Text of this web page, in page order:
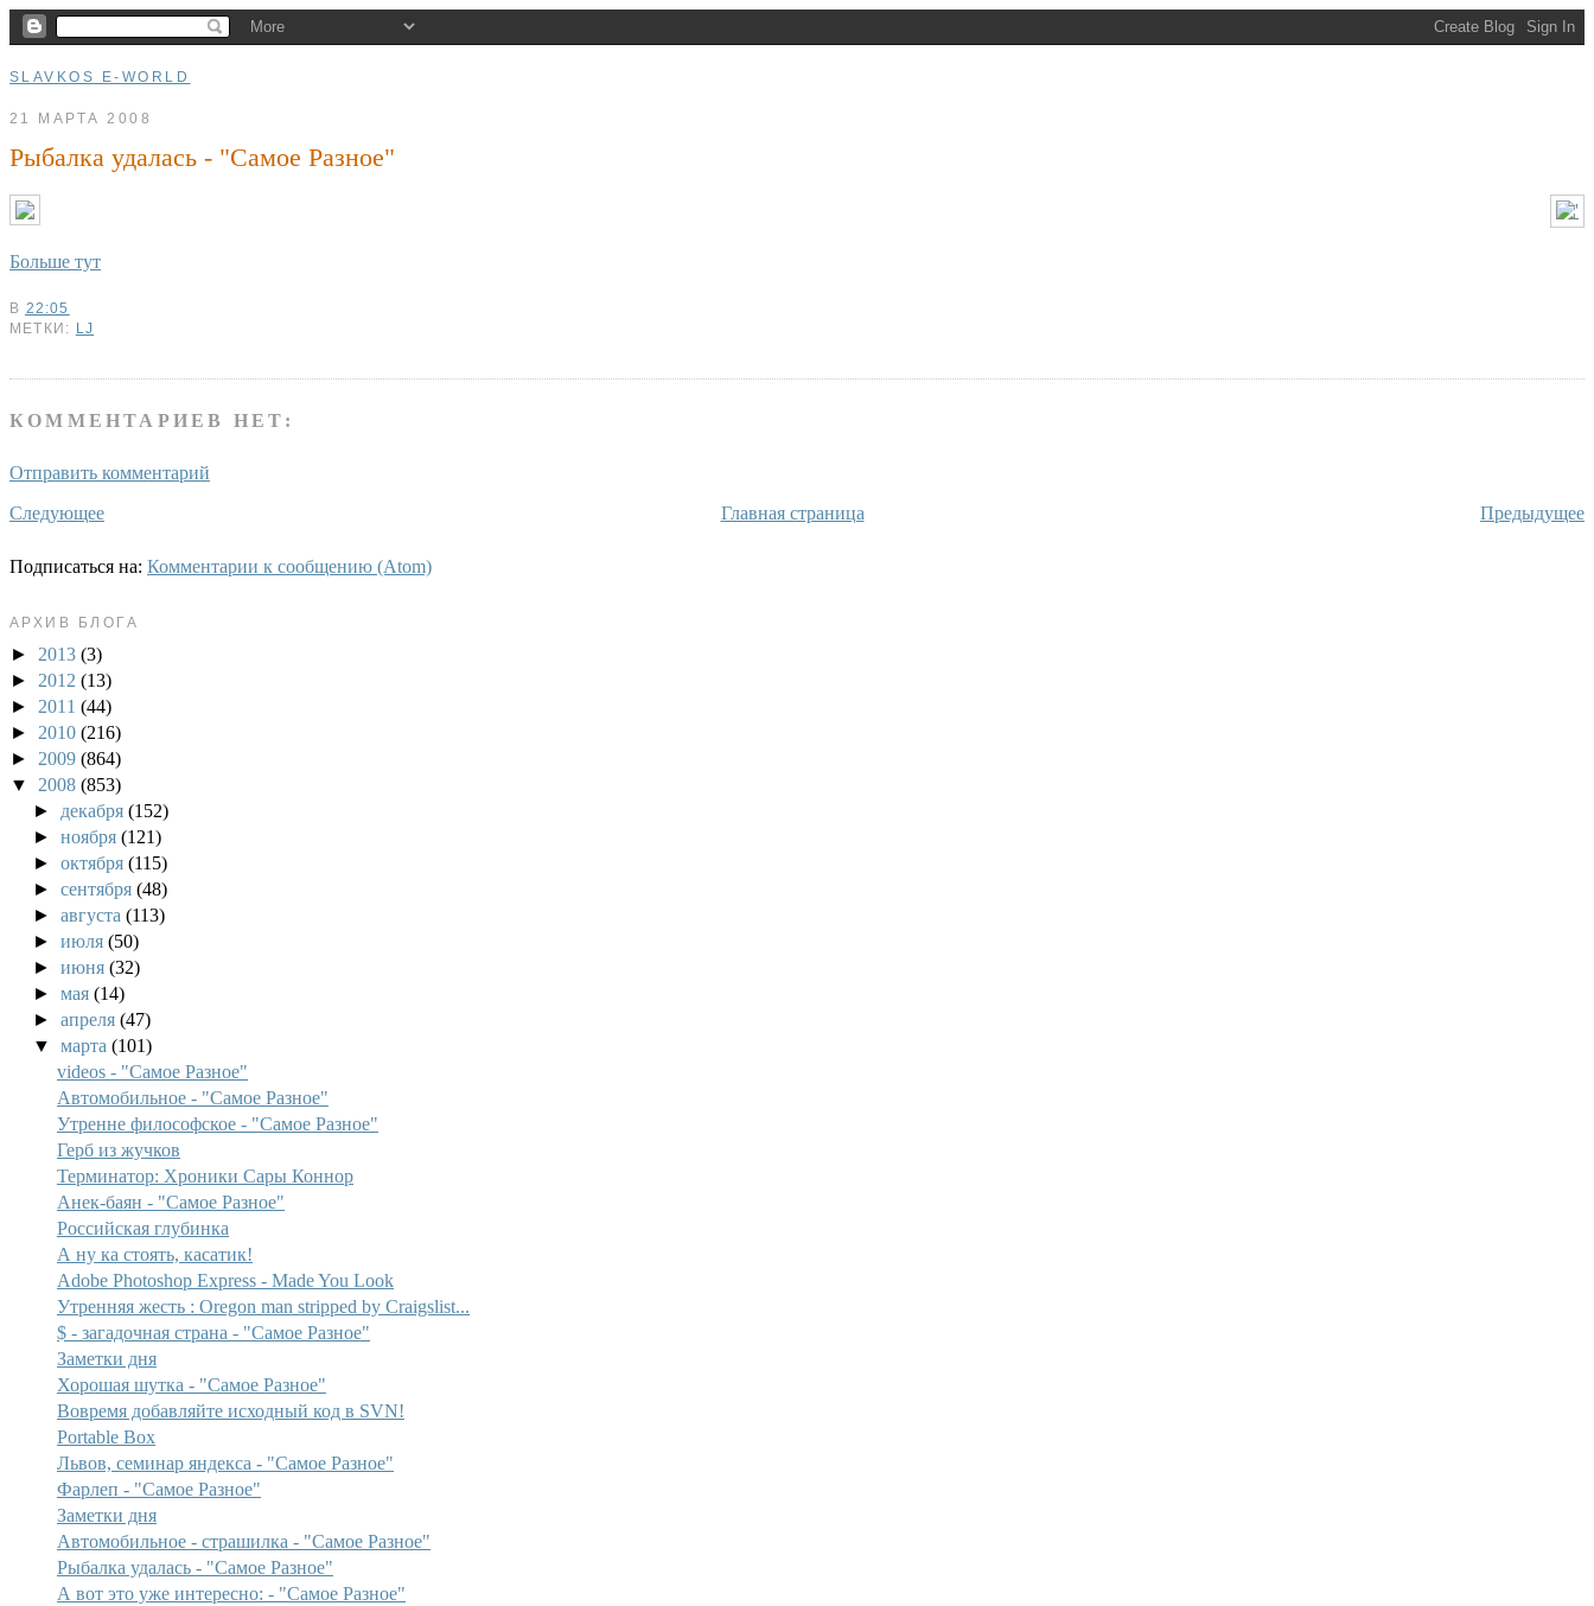
SLAVKOS E-WORLD
21 МАРТА 2008
Рыбалка удалась - "Самое Разное"
Больше тут
В 22:05
МЕТКИ: LJ
КОММЕНТАРИЕВ НЕТ:
Отправить комментарий
Следующее
Предыдущее
Главная страница
Подписаться на: Комментарии к сообщению (Atom)
АРХИВ БЛОГА
► 2013 (3)
► 2012 (13)
► 2011 (44)
► 2010 (216)
► 2009 (864)
▼ 2008 (853)
► декабря(152)
►ноября(121)
►октября(115)
►сентября(48)
►августа(113)
►июля(50)
►июня(32)
►мая(14)
►апреля(47)
▼марта(101)
videos - "Самое Разное"
Автомобильное - "Самое Разное"
Утренне философское - "Самое Разное"
Герб из жучков
Терминатор: Хроники Сары Коннор
Анек-баян - "Самое Разное"
Российская глубинка
А ну ка стоять, касатик!
Adobe Photoshop Express - Made You Look
Утренняя жесть : Oregon man stripped by Craigslist...
$ - загадочная страна - "Самое Разное"
Заметки дня
Хорошая шутка - "Самое Разное"
Вовремя добавляйте исходный код в SVN!
Portable Box
Львов, семинар яндекса - "Самое Разное"
Фарлеп - "Самое Разное"
Заметки дня
Автомобильное - страшилка - "Самое Разное"
Рыбалка удалась - "Самое Разное"
А вот это уже интересно: - "Самое Разное"